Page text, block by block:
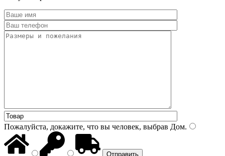
Пожалуйста, докажите, что вы человек, выбрав Дом.